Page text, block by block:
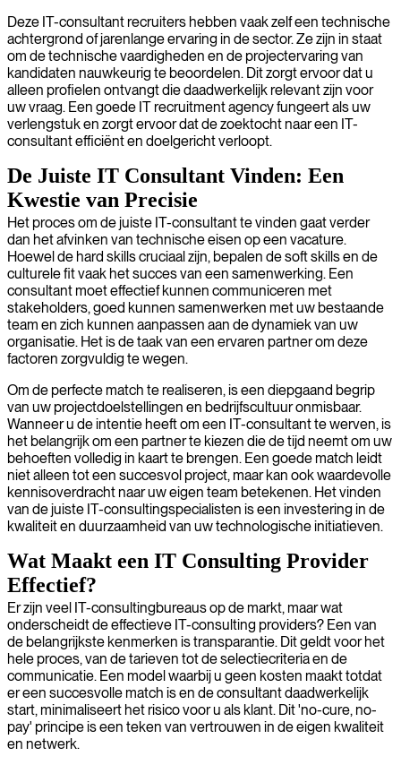
Deze IT-consultant recruiters hebben vaak zelf een technische
achtergrond of jarenlange ervaring in de sector. Ze zijn in staat
om de technische vaardigheden en de projectervaring van
kandidaten nauwkeurig te beoordelen. Dit zorgt ervoor dat u
alleen profielen ontvangt die daadwerkelijk relevant zijn voor
uw vraag. Een goede IT recruitment agency fungeert als uw
verlengstuk en zorgt ervoor dat de zoektocht naar een IT-
consultant efficiënt en doelgericht verloopt.
De Juiste IT Consultant Vinden: Een
Kwestie van Precisie
Het proces om de juiste IT-consultant te vinden gaat verder
dan het afvinken van technische eisen op een vacature.
Hoewel de hard skills cruciaal zijn, bepalen de soft skills en de
culturele fit vaak het succes van een samenwerking. Een
consultant moet effectief kunnen communiceren met
stakeholders, goed kunnen samenwerken met uw bestaande
team en zich kunnen aanpassen aan de dynamiek van uw
organisatie. Het is de taak van een ervaren partner om deze
factoren zorgvuldig te wegen.
Om de perfecte match te realiseren, is een diepgaand begrip
van uw projectdoelstellingen en bedrijfscultuur onmisbaar.
Wanneer u de intentie heeft om een IT-consultant te werven, is
het belangrijk om een partner te kiezen die de tijd neemt om uw
behoeften volledig in kaart te brengen. Een goede match leidt
niet alleen tot een succesvol project, maar kan ook waardevolle
kennisoverdracht naar uw eigen team betekenen. Het vinden
van de juiste IT-consultingspecialisten is een investering in de
kwaliteit en duurzaamheid van uw technologische initiatieven.
Wat Maakt een IT Consulting Provider
Effectief?
Er zijn veel IT-consultingbureaus op de markt, maar wat
onderscheidt de effectieve IT-consulting providers? Een van
de belangrijkste kenmerken is transparantie. Dit geldt voor het
hele proces, van de tarieven tot de selectiecriteria en de
communicatie. Een model waarbij u geen kosten maakt totdat
er een succesvolle match is en de consultant daadwerkelijk
start, minimaliseert het risico voor u als klant. Dit 'no-cure, no-
pay' principe is een teken van vertrouwen in de eigen kwaliteit
en netwerk.